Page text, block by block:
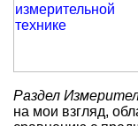
Раздел
на мои взгляд,